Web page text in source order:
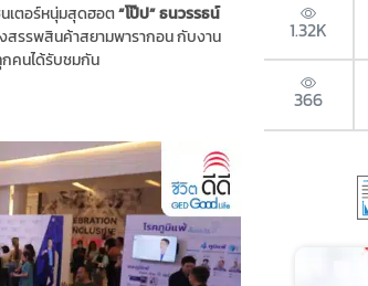
นเตอร์หนุ่มสุดฮอต“โป๊ป” ธนวรรธน์
สรรพสินค้าสยามพารากอน กับงาน
กคนได้รับชมกัน
1.32K
366